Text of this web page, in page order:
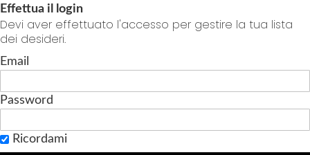
Effettua il login
Devi aver effettuato l'accesso per gestire la tua lista
dei desideri.
Email
Password
Ricordami